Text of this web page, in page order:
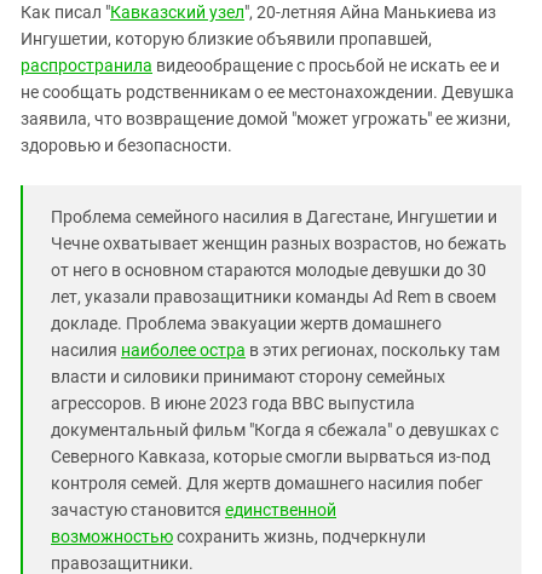
ЮФО
Как писал "Кавказский узел", 20-летняя Айна Манькиева из
Ингушетии, которую близкие объявили пропавшей,
распространила видеообращение с просьбой не искать ее и
не сообщать родственникам о ее местонахождении. Девушка
заявила, что возвращение домой "может угрожать" ее жизни,
здоровью и безопасности.
Проблема семейного насилия в Дагестане, Ингушетии и
Чечне охватывает женщин разных возрастов, но бежать
от него в основном стараются молодые девушки до 30
лет, указали правозащитники команды Ad Rem в своем
докладе. Проблема эвакуации жертв домашнего
насилия наиболее остра в этих регионах, поскольку там
власти и силовики принимают сторону семейных
агрессоров. В июне 2023 года BBC выпустила
документальный фильм "Когда я сбежала" о девушках с
Северного Кавказа, которые смогли вырваться из-под
контроля семей. Для жертв домашнего насилия побег
зачастую становится единственной
возможностьюсохранить жизнь, подчеркнули
правозащитники.